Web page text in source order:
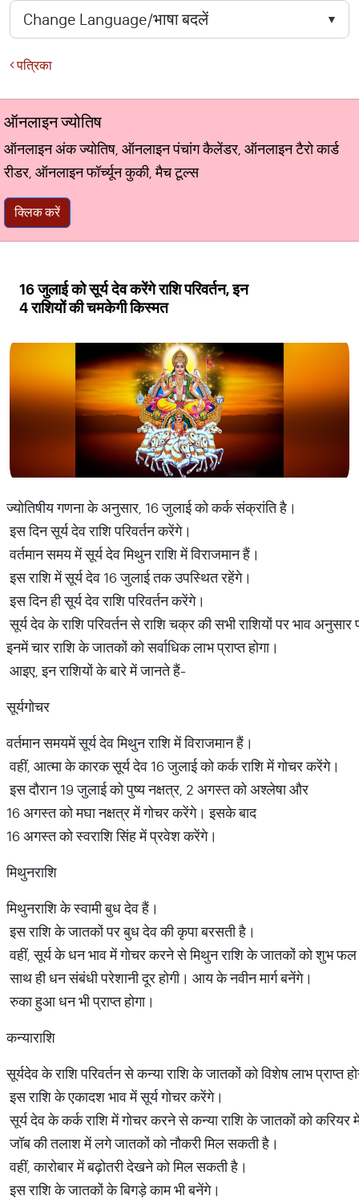
पत्रिका
ऑनलाइन ज्योतिष
ऑनलाइन अंक ज्योतिष, ऑनलाइन पंचांग कैलेंडर, ऑनलाइन टैरो कार्ड
रीडर, ऑनलाइन फॉर्च्यून कुकी, मैच टूल्स
क्लिक करें
16 जुलाई को सूर्य देव करेंगे राशि परिवर्तन, इन
4 राशियों की चमकेगी किस्मत
ज्योतिषीय गणना के अनुसार, 16 जुलाई को कर्क संक्रांति है।
इस दिन सूर्य देव राशि परिवर्तन करेंगे।
वर्तमान समय में सूर्य देव मिथुन राशि में विराजमान हैं।
इस राशि में सूर्य देव 16 जुलाई तक उपस्थित रहेंगे।
इस दिन ही सूर्य देव राशि परिवर्तन करेंगे।
सूर्य देव के राशि परिवर्तन से राशि चक्र की सभी राशियों पर भाव अनुसार
इनमें चार राशि के जातकों को सर्वाधिक लाभ प्राप्त होगा।
आइए, इन राशियों के बारे में जानते हैं-
सूर्यगोचर
वर्तमान समयमें सूर्य देव मिथुन राशि में विराजमान हैं।
वहीं, आत्मा के कारक सूर्य देव 16 जुलाई को कर्क राशि में गोचर करेंगे।
इस दौरान 19 जुलाई को पुष्य नक्षत्र, 2 अगस्त को अश्लेषा और
16 अगस्त को मघा नक्षत्र में गोचर करेंगे। इसके बाद
16 अगस्त को स्वराशि सिंह में प्रवेश करेंगे।
मिथुनराशि
मिथुनराशि के स्वामी बुध देव हैं।
इस राशि के जातकों पर बुध देव की कृपा बरसती है।
वहीं, सूर्य के धन भाव में गोचर करने से मिथुन राशि के जातकों को शुभ फल
साथ ही धन संबंधी परेशानी दूर होगी। आय के नवीन मार्ग बनेंगे।
रुका हुआ धन भी प्राप्त होगा।
कन्याराशि
सूर्यदेव के राशि परिवर्तन से कन्या राशि के जातकों को विशेष लाभ प्राप्त
इस राशि के एकादश भाव में सूर्य गोचर करेंगे।
सूर्य देव के कर्क राशि में गोचर करने से कन्या राशि के जातकों को करियर
जॉब की तलाश में लगे जातकों को नौकरी मिल सकती है।
वहीं, कारोबार में बढ़ोतरी देखने को मिल सकती है।
इस राशि के जातकों के बिगड़े काम भी बनेंगे।